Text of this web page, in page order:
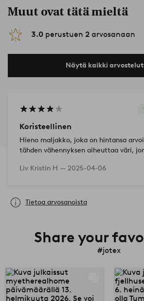
Muut ovat tätä mieltä
3.0 perustuen 2 arvosanaan
Näytä kaikki arvostelut
Koristeellinen
Hieno maljakko, joka on hintansa
tähden vähennyksen aiheuttaa väri,
Liv Kristin H — 2025-04-06
Tietoa arvosanoista
Share your
#jotex